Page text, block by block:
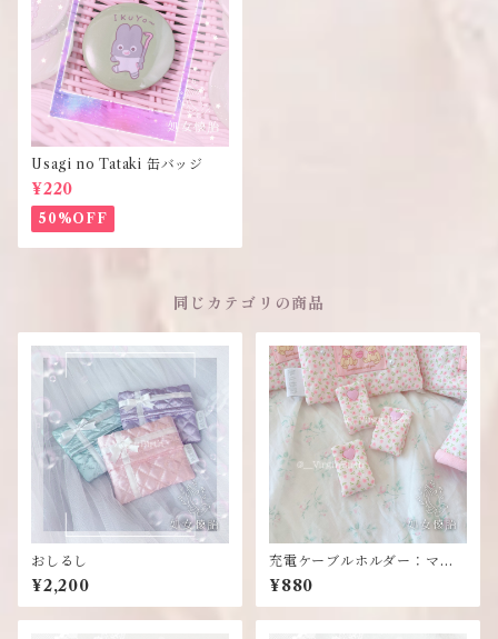
Usagi no Tataki 缶バッジ
¥220
50%OFF
同じカテゴリの商品
おしるし
¥2,200
充電ケーブルホルダー：ママ
のハンドメイドシリーズ
¥880